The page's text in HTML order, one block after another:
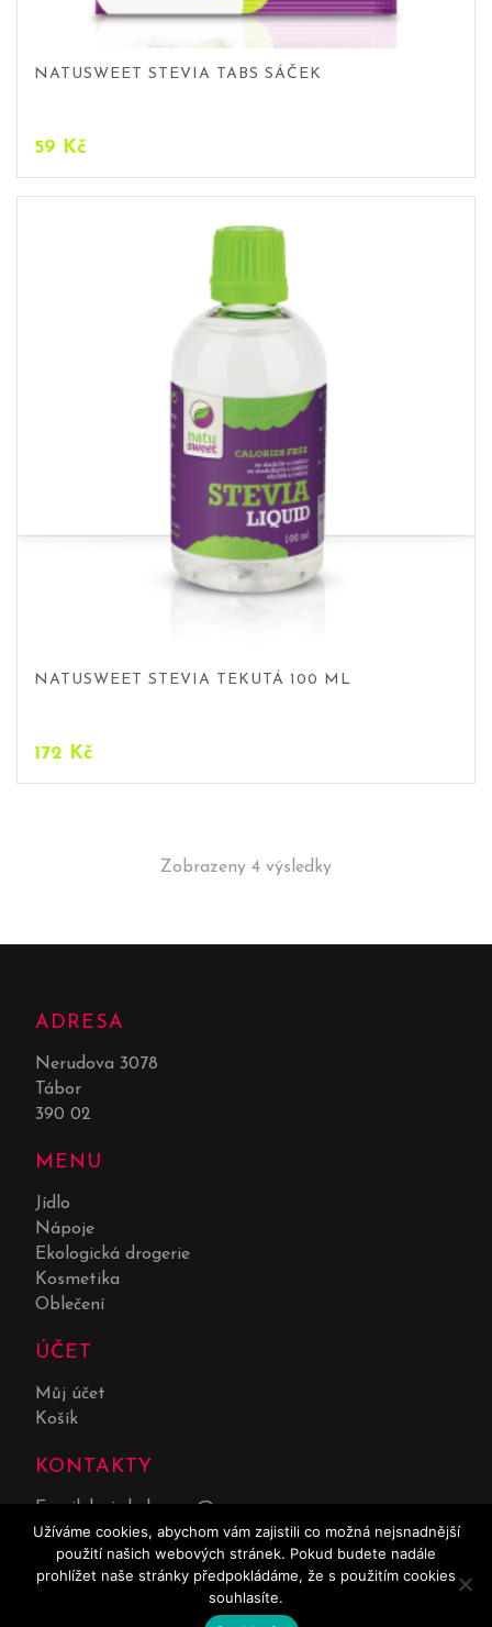
NATUSWEET STEVIA TABS SÁČEK
59 Kč
NATUSWEET STEVIA TEKUTÁ 100 ML
172 Kč
Zobrazeny 4 výsledky
ADRESA
Nerudova 3078
Tábor
390 02
MENU
Jídlo
Nápoje
Ekologická drogerie
Kosmetika
Oblečení
ÚČET
Můj účet
Košík
KONTAKTY
Email: lucie.kolarova@seznam.cz
Telefon:732 551 669
Užíváme cookies, abychom vám zajistili co možná nejsnadnější
použití našich webových stránek. Pokud budete nadále
prohlížet naše stránky předpokládáme, že s použitím cookies
souhlasíte.